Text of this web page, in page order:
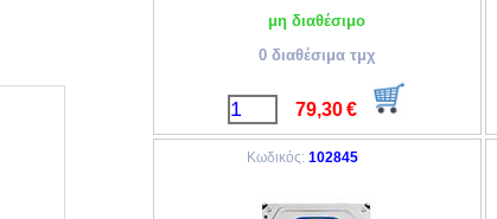
μη διαθέσιμο
0 διαθέσιμα τμχ
79,30€
Κωδικός:102845